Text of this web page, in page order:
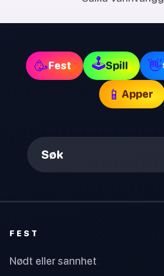
🥳Fest 🕹Spill 👋
📱 Apper
Søk
FEST
Nødt eller sannhet